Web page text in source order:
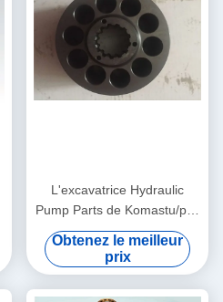
L'excavatrice Hydraulic
Pump Parts de Komastu/plat
PC200-7 PC220 de valve a
adapté aux besoins du client
Obtenez le meilleur
prix